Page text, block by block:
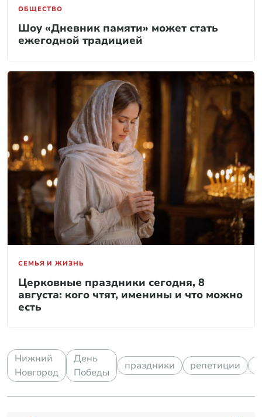
ОБЩЕСТВО
Шоу «Дневник памяти» может стать
ежегодной традицией
СЕМЬЯ И ЖИЗНЬ
Церковные праздники сегодня, 8
августа: кого чтят, именины и что можно
есть
Нижний
Новгород
День
Победы
праздники репетиции